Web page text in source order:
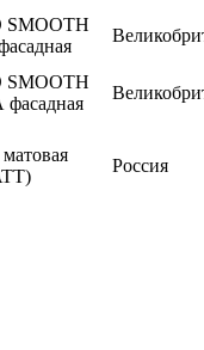
SMOOTH
SMOOTH
Россия